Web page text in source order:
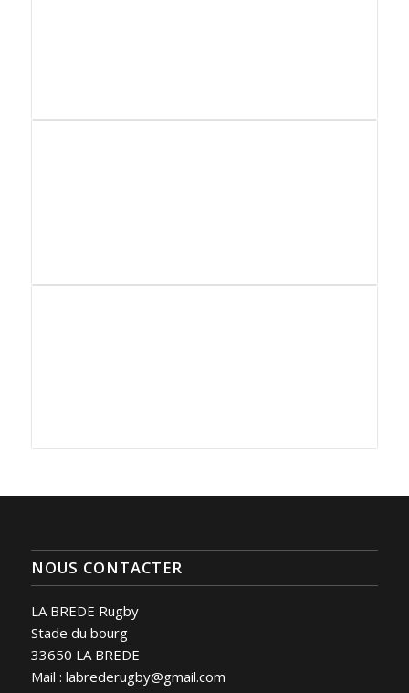
NOUS CONTACTER
LA BREDE Rugby
Stade du bourg
33650 LA BREDE
Mail : labrederugby@gmail.com